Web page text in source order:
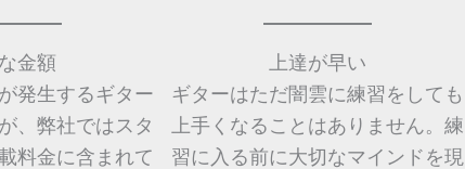
金額
発生するギター
、弊社ではスタ
料金に含まれて
上達が早い
ギターはただ闇雲に練習をしても
上手くなることはありません。練
習に入る前に大切なマインドを現